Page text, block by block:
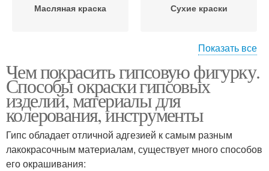
Масляная краска Сухие краски
Водяная краска Акриловые краски
Краски для гипсовых
фигурок
Украшения из гипса
Показать все
Чем покрасить гипсовую фигурку.
Способы окраски гипсовых
изделий, материалы для
колерования, инструменты
Гипс обладает отличной адгезией к самым разным
лакокрасочным материалам, существует много способов
его окрашивания: